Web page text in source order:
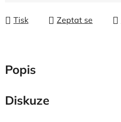
Tisk Zeptat se
Popis
Diskuze